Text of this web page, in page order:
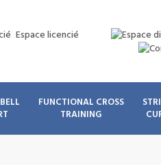
Espace licencié
FUNCTIONAL CROSS
TRAINING